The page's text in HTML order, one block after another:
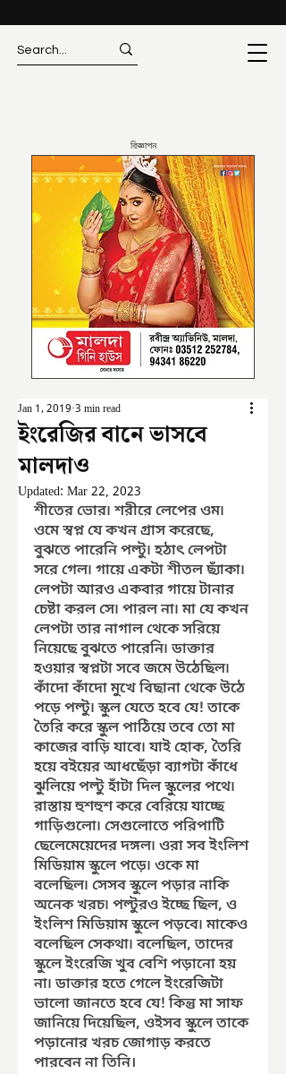
বিজ্ঞাপন
ইংরেজির বানে ভাসবে
মালদাও
Jan 1, 2019 3 min read
Updated: Mar 22, 2023
শীতের ভোর৷ শরীরে লেপের ওম৷
ওমে স্বপ্ন যে কখন গ্রাস করেছে,
বুঝতে পারেনি পল্টু৷ হঠাৎ লেপটা
সরে গেল৷ গায়ে একটা শীতল ছ্যাঁকা৷
লেপটা আরও একবার গায়ে টানার
চেষ্টা করল সে৷ পারল না৷ মা যে কখন
লেপটা তার নাগাল থেকে সরিয়ে
নিয়েছে বুঝতে পারেনি৷ ডাক্তার
হওয়ার স্বপ্নটা সবে জমে উঠেছিল৷
কাঁদো কাঁদো মুখে বিছানা থেকে উঠে
পড়ে পল্টু৷ স্কুল যেতে হবে যে! তাকে
তৈরি করে স্কুল পাঠিয়ে তবে তো মা
কাজের বাড়ি যাবে৷ যাই হোক, তৈরি
হয়ে বইয়ের আধছেঁড়া ব্যাগটা কাঁধে
ঝুলিয়ে পল্টু হাঁটা দিল স্কুলের পথে৷
রাস্তায় হুশহুশ করে বেরিয়ে যাচ্ছে
গাড়িগুলো৷ সেগুলোতে পরিপাটি
ছেলেমেয়েদের দঙ্গল৷ ওরা সব ইংলিশ
মিডিয়াম স্কুলে পড়ে৷ ওকে মা
বলেছিল৷ সেসব স্কুলে পড়ার নাকি
অনেক খরচ৷ পল্টুরও ইচ্ছে ছিল, ও
ইংলিশ মিডিয়াম স্কুলে পড়বে৷ মাকেও
বলেছিল সেকথা৷ বলেছিল, তাদের
স্কুলে ইংরেজি খুব বেশি পড়ানো হয়
না৷ ডাক্তার হতে গেলে ইংরেজিটা
ভালো জানতে হবে যে! কিন্তু মা সাফ
জানিয়ে দিয়েছিল, ওইসব স্কুলে তাকে
পড়ানোর খরচ জোগাড় করতে
পারবেন না তিনি।